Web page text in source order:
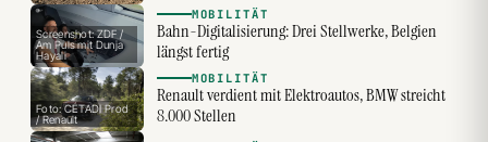
Screenshot: ZDF /
Am Puls mit Dunja
Hayali
MOBILITÄT
Bahn-Digitalisierung: Drei Stellwerke, Belgien
längst fertig
Foto: CÉTADI Prod
/ Renault
MOBILITÄT
Renault verdient mit Elektroautos, BMW streicht
8.000 Stellen